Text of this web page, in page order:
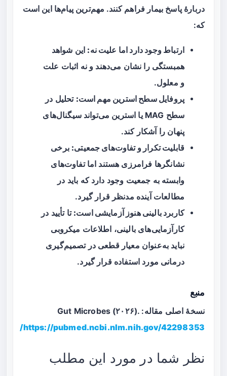
دربارهٔ پاسخ بیمار فراهم کنند. مهم‌ترین پیام‌ها این است
که:
ارتباط وجود دارد اما علیت نه: این شواهد
همبستگی را نشان می‌دهند و نه اثبات علت
و معلول.
پروفایل سطح استرین مهم است: تحلیل در
سطح MAG یا استرین می‌تواند سیگنال‌های
پنهان را آشکار کند.
قابلیت تکرار و تفاوت‌های جمعیتی: برخی
نشانگرها فرامرزی هستند اما تفاوت‌های
وابسته به جمعیت وجود دارد که باید در
مطالعات آینده مدنظر قرار گیرد.
کاربرد بالینی هنوز آزمایشی است: تا تأیید در
کارآزمایی‌های بالینی، اطلاعات میکروبی
نباید به‌عنوان معیار قطعی در تصمیم‌گیری
درمانی مورد استفاده قرار گیرد.
منبع
نسخهٔ اصلی مقاله: Gut Microbes (۲۰۲۶).
https://pubmed.ncbi.nlm.nih.gov/42298353/
نظر شما در مورد این مطلب